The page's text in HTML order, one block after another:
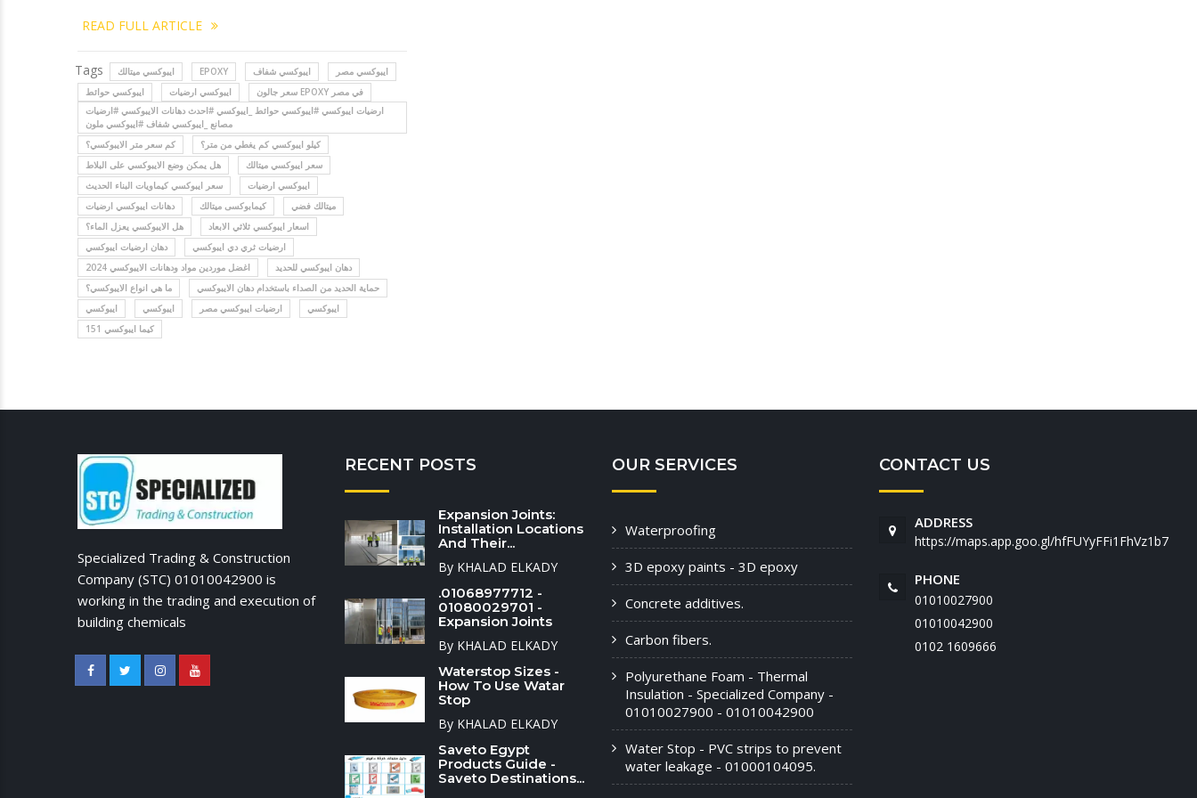
READ FULL ARTICLE
Tags ايبوكسي ميتالك EPOXY ايبوكسي شفاف
ايبوكسي مصر
ايبوكسي حوائط
ايبوكسي ارضيات
سعر جالون EPOXY في مصر
ارضيات ايبوكسي #ايبوكسي حوائط _ايبوكسي #احدث دهانات الايبوكسي #ارضيات
مصانع _ايبوكسي شفاف #ايبوكسي ملون
كم سعر متر الايبوكسي؟
كيلو ايبوكسي كم يغطي من متر؟
هل يمكن وضع الايبوكسي على البلاط
سعر ايبوكسي ميتالك
سعر ايبوكسي كيماويات البناء الحديث
ايبوكسي ارضيات
دهانات ايبوكسي ارضيات
كيمابوكسى ميتالك
ميتالك فضي
هل الايبوكسي يعزل الماء؟
اسعار ايبوكسي ثلاثي الابعاد
دهان ارضيات ايبوكسي
ارضيات ثري دي ايبوكسي
اغضل موردين مواد ودهانات الايبوكسي 2024
دهان ايبوكسي للحديد
ما هي انواع الايبوكسي؟
حماية الحديد من الصداء باستخدام دهان الايبوكسي
ايبوكسي
ايبوكسي ارضيات ايبوكسي مصر
ايبوكسي
كيما ايبوكسي 151
Specialized Trading & Construction
Company (STC) 01010042900 is
working in the trading and execution of
building chemicals
RECENT POSTS
Expansion Joints:
Installation Locations
And Their...
By KHALAD ELKADY
.01068977712 -
01080029701 -
Expansion Joints
By KHALAD ELKADY
Waterstop Sizes -
How To Use Watar
Stop
By KHALAD ELKADY
Saveto Egypt
Products Guide -
Saveto Destinations...
OUR SERVICES
Waterproofing
3D epoxy paints - 3D epoxy
Concrete additives.
Carbon fibers.
Polyurethane Foam - Thermal
Insulation - Specialized Company -
01010027900 - 01010042900
Water Stop - PVC strips to prevent
water leakage - 01000104095.
CONTACT US
ADDRESS
https://maps.app.goo.gl/hfFUYyFFi1FhVz1b7
PHONE
01010027900
01010042900
‭0102 1609666‬